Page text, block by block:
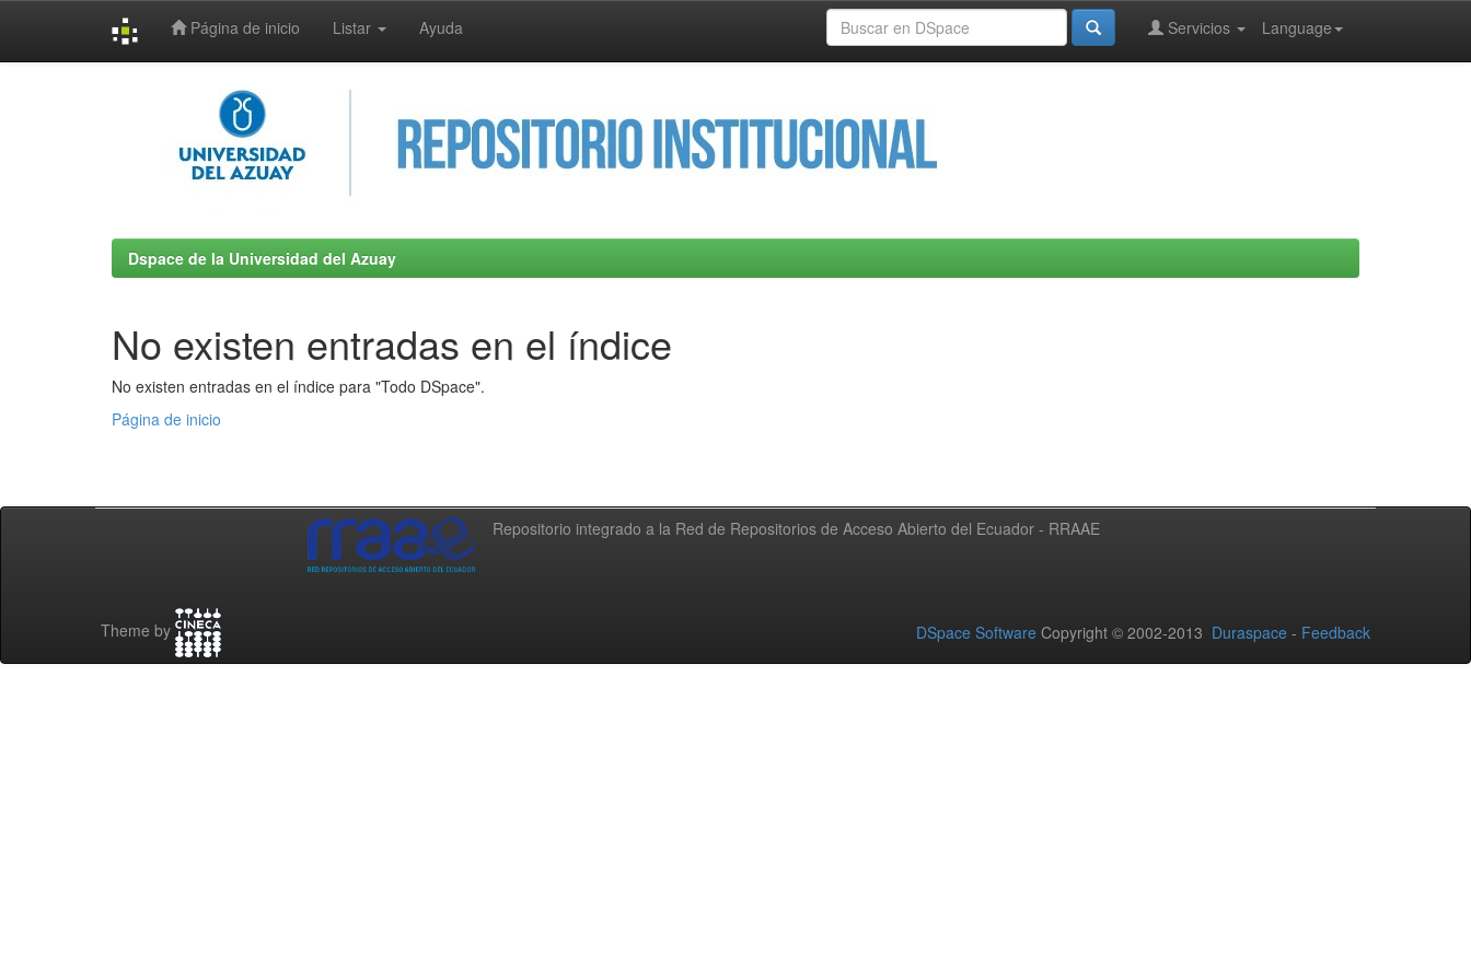
Página de inicio Listar Ayuda Language
Servicios
Dspace de la Universidad del Azuay
No existen entradas en el índice
No existen entradas en el índice para "Todo DSpace".
Página de inicio
Repositorio integrado a la Red de Repositorios de Acceso Abierto del Ecuador - RRAAE
Theme by DSpace Software Copyright © 2002-2013 Duraspace - Feedback